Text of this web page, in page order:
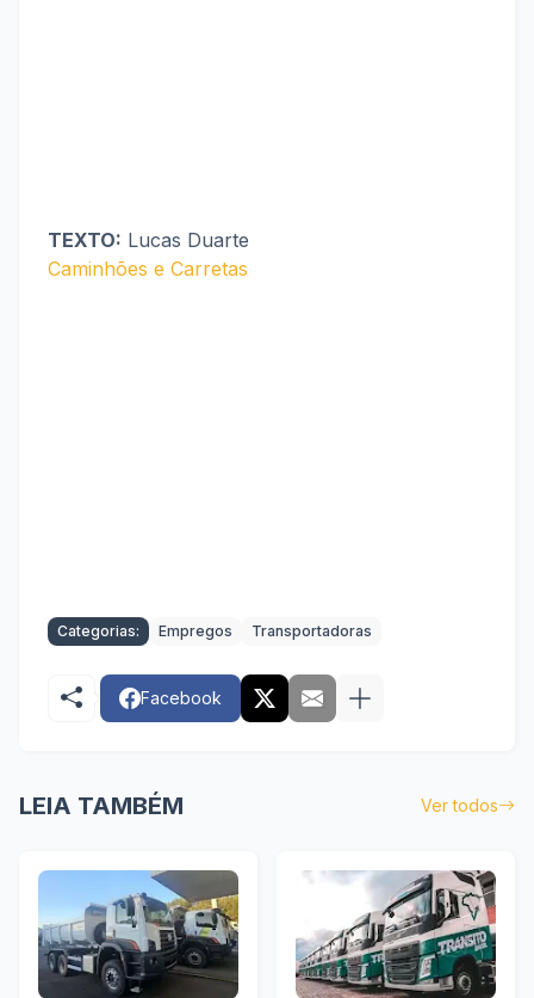
TEXTO: Lucas Duarte
Caminhões e Carretas
Categorias: Empregos Transportadoras
Facebook
LEIA TAMBÉM Ver todos